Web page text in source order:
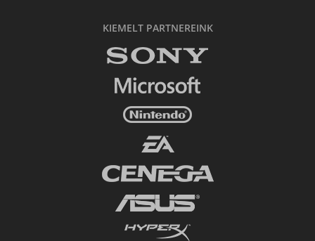
KIEMELT PARTNEREINK